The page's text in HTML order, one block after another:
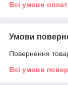
Всі умови
Умови
Повернення
Всі умови